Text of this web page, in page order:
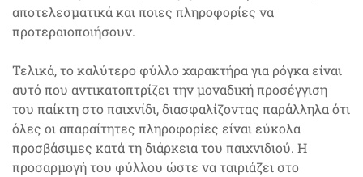
αποτελεσματικά και ποιες πληροφορίες να
προτεραιοποιήσουν.
Τελικά, το καλύτερο φύλλο χαρακτήρα για ρόγκα είναι
αυτό που αντικατοπτρίζει την μοναδική προσέγγιση
του παίκτη στο παιχνίδι, διασφαλίζοντας παράλληλα ότι
όλες οι απαραίτητες πληροφορίες είναι εύκολα
προσβάσιμες κατά τη διάρκεια του παιχνιδιού. Η
προσαρμογή του φύλλου ώστε να ταιριάζει στο